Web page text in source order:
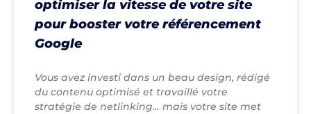
optimiser la vitesse de votre site
pour booster votre référencement
Google
Vous avez investi dans un beau design, rédigé
du contenu optimisé et travaillé votre
stratégie de netlinking… mais votre site met